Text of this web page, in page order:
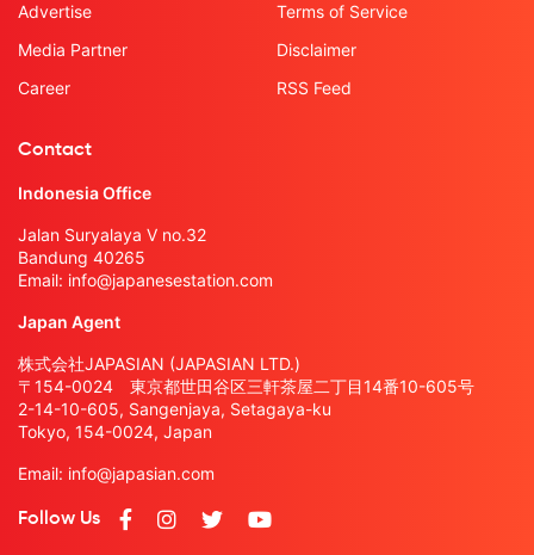
Advertise
Media Partner
Career
Terms of Service
Disclaimer
RSS Feed
Contact
Indonesia Office
Jalan Suryalaya V no.32
Bandung 40265
Email: info@japanesestation.com
Japan Agent
株式会社JAPASIAN (JAPASIAN LTD.)
〒154-0024 東京都世田谷区三軒茶屋二丁目14番10-605号
2-14-10-605, Sangenjaya, Setagaya-ku
Tokyo, 154-0024, Japan
Email: info@japasian.com
Follow Us